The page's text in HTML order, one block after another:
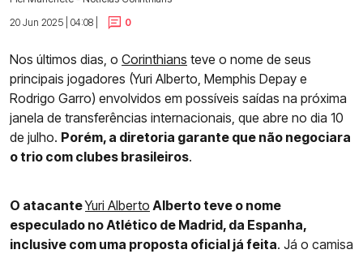
20 Jun 2025 | 04:08 |
0
Nos últimos dias, o Corinthians teve o nome de seus
principais jogadores (Yuri Alberto, Memphis Depay e
Rodrigo Garro) envolvidos em possíveis saídas na próxima
janela de transferências internacionais, que abre no dia 10
de julho. Porém, a diretoria garante que não negociara
o trio com clubes brasileiros.
O atacanteYuri Alberto Alberto teve o nome
especulado no Atlético de Madrid, da Espanha,
inclusive com uma proposta oficial já feita. Já o camisa